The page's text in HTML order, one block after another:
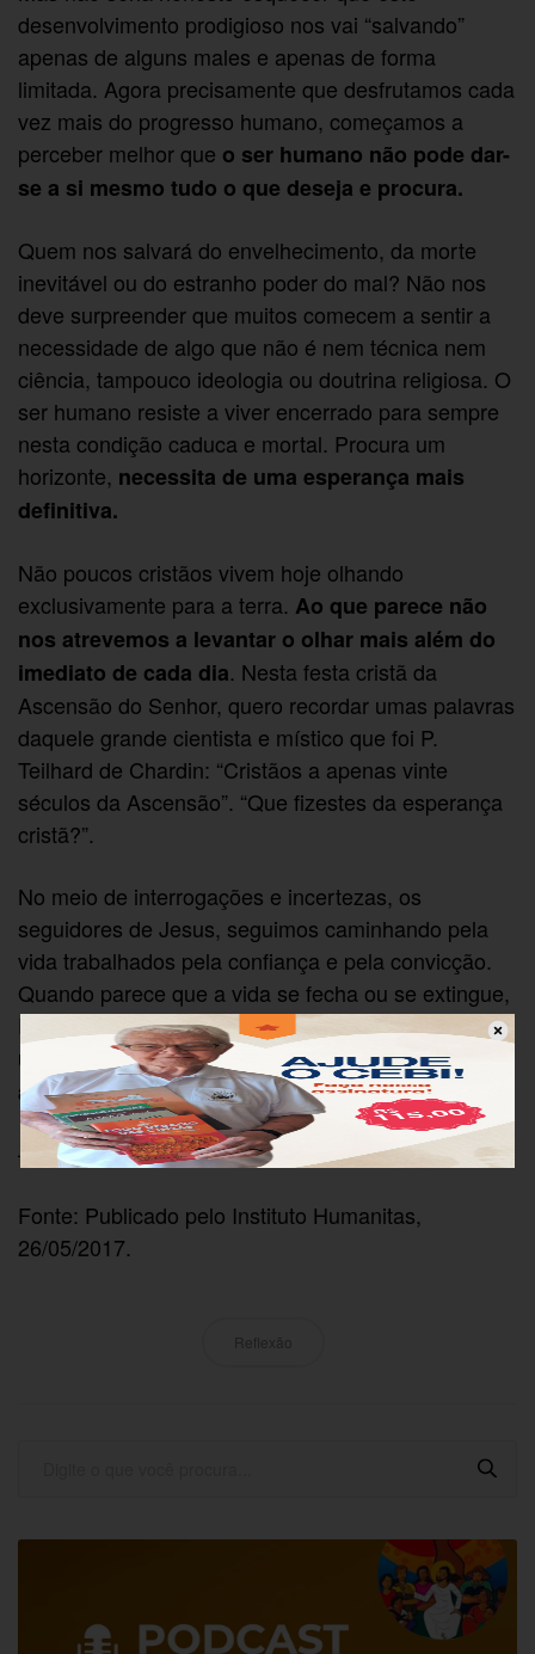
desenvolvimento prodigioso nos vai “salvando”
apenas de alguns males e apenas de forma
limitada. Agora precisamente que desfrutamos cada
vez mais do progresso humano, começamos a
perceber melhor que o ser humano não pode dar-
se a si mesmo tudo o que deseja e procura.
Quem nos salvará do envelhecimento, da morte
inevitável ou do estranho poder do mal? Não nos
deve surpreender que muitos comecem a sentir a
necessidade de algo que não é nem técnica nem
ciência, tampouco ideologia ou doutrina religiosa. O
ser humano resiste a viver encerrado para sempre
nesta condição caduca e mortal. Procura um
horizonte, necessita de uma esperança mais
definitiva.
Não poucos cristãos vivem hoje olhando
exclusivamente para a terra. Ao que parece não
nos atrevemos a levantar o olhar mais além do
imediato de cada dia. Nesta festa cristã da
Ascensão do Senhor, quero recordar umas palavras
daquele grande cientista e místico que foi P.
Teilhard de Chardin: “Cristãos a apenas vinte
séculos da Ascensão”. “Que fizestes da esperança
cristã?”.
No meio de interrogações e incertezas, os
seguidores de Jesus, seguimos caminhando pela
vida trabalhados pela confiança e pela convicção.
Quando parece que a vida se fecha ou se extingue,
Deus permanece. O mistério último da realidade é
um mistério de amor salvador.Deus é uma porta
aberta à vida eterna. Ninguém a pode fechar.
–
Fonte: Publicado pelo Instituto Humanitas,
26/05/2017.